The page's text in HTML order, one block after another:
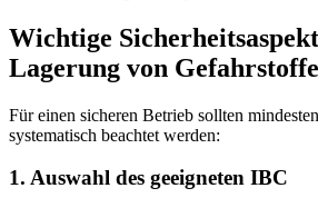
Wichtige
Lagerung von
Für einen sicheren Betrieb sollten
systematisch beachtet werden:
1. Auswahl des geeigneten IBC